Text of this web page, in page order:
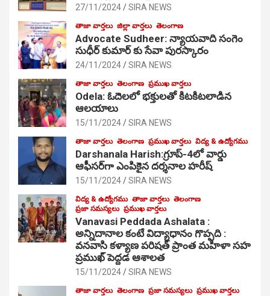
27/11/2024 SIRA NEWS
తాజా వార్తలు జిల్లా వార్తలు తెలంగాణ
Advocate Sudheer: న్యాయవాది సంగెం
సుధీర్ కుమార్ కు సేవా పురస్కారం
24/11/2024 SIRA NEWS
తాజా వార్తలు తెలంగాణ ప్రముఖ వార్తలు
Odela: ఓదెల‌లో భక్తులతో కిటకిటలాడిన
ఆల‌యాలు
15/11/2024 SIRA NEWS
తాజా వార్తలు తెలంగాణ ప్రముఖ వార్తలు విద్య & ఉద్యోగము
Darshanala Harish:గ్రూప్-4లో వార్డు
ఆఫీసర్‌గా ఎంపికైన దర్శనాల హరీష్
15/11/2024 SIRA NEWS
విద్య & ఉద్యోగము తాజా వార్తలు తెలంగాణ
ప్రజా సమస్యలు ప్రముఖ వార్తలు
Vanavasi Peddada Ashalata :
అన్నిదానాల కంటే విద్యాధానం గొప్పది :
వనవాసి కళ్యాణ పరిషత్ ప్రాంత మహిళా సహ
ప్రముఖ్ పెద్దడ ఆశాలత
15/11/2024 SIRA NEWS
తాజా వార్తలు తెలంగాణ ప్రజా సమస్యలు ప్రముఖ వార్తలు